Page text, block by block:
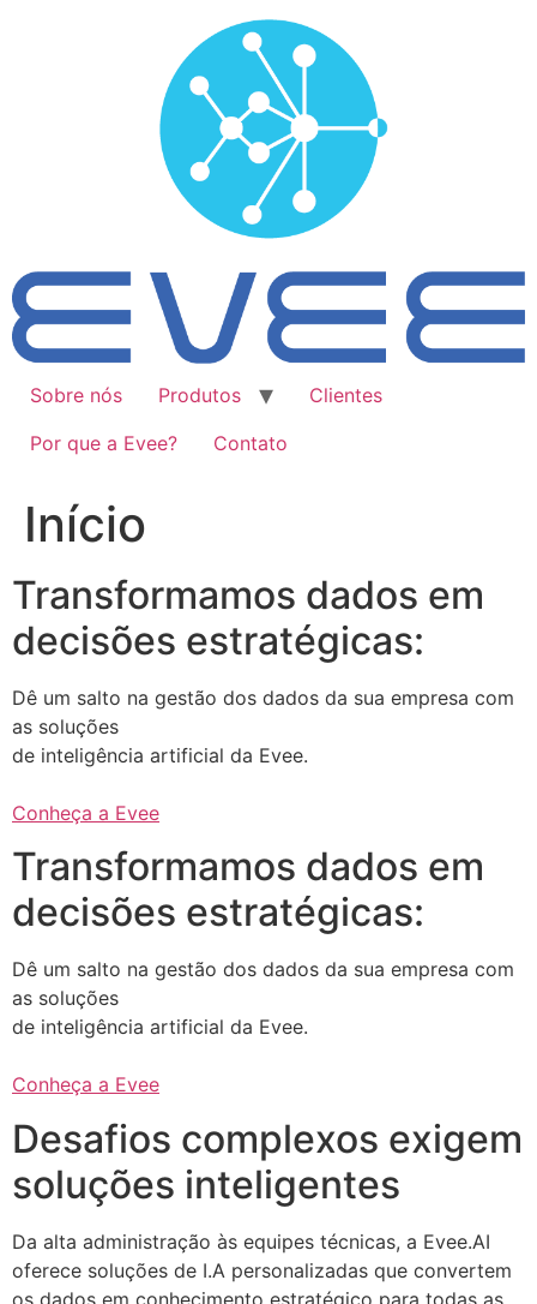
Sobre nós Produtos
Clientes
Por que a Evee?
Contato
Início
Transformamos dados em
decisões estratégicas:
Dê um salto na gestão dos dados da sua empresa com
as soluções
de inteligência artificial da Evee.
Conheça a Evee
Transformamos dados em
decisões estratégicas:
Dê um salto na gestão dos dados da sua empresa com
as soluções
de inteligência artificial da Evee.
Conheça a Evee
Desafios complexos exigem
soluções inteligentes
Da alta administração às equipes técnicas, a Evee.AI
oferece soluções de I.A personalizadas que convertem
os dados em conhecimento estratégico para todas as